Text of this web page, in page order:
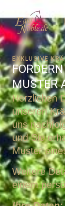
EXKLUSIVE
MUSTER
Herzlichen
unseren
uns
und Sie
Muster
Weitere
einem